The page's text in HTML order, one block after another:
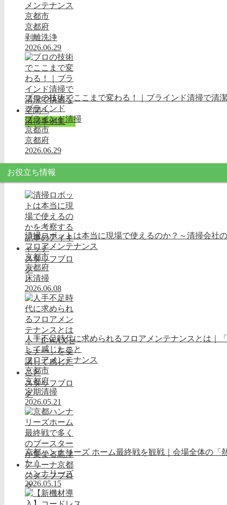
メンテナンス
京都市
京都府
剥離洗浄
2026.06.29
清掃事例集
プロの技術でここまで変わる！｜ブラインド清掃で清
ブラインド
ブラインド清掃
京都市
京都府
2026.06.29
お役立ち情報
スタッフブロ
グ
清掃ロボットは本当に現場で使えるのか？～清掃会社
フロアメンテナンス
京都市
京都府
床清掃
2026.06.08
スタッフブロ
グ
人手不足時代に求められるフロアメンテナンスとは｜
して感じたこと
フロアメンテナンス
京都市
京都府
定期清掃
2026.05.21
スタッフブロ
グ
京都ハンナリーズ ホーム最終戦を観戦｜会場全体の「
た！
ハンナリーズ
2026.05.15